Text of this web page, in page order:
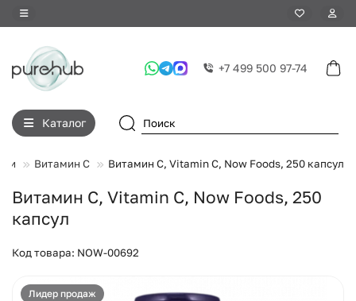
+7 499 500 97-74
Каталог
Витамин C Витамин C, Vitamin C, Now Foods, 250 капсул
Витамин C, Vitamin C, Now Foods, 250
капсул
Код товара: NOW-00692
Лидер продаж